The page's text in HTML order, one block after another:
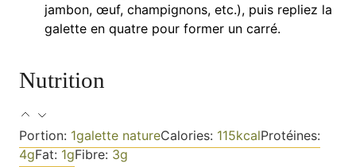
jambon, œuf, champignons, etc.), puis repliez la
galette en quatre pour former un carré.
Nutrition
Portion: 1galette natureCalories: 115kcalProtéines:
4gFat: 1gFibre: 3g